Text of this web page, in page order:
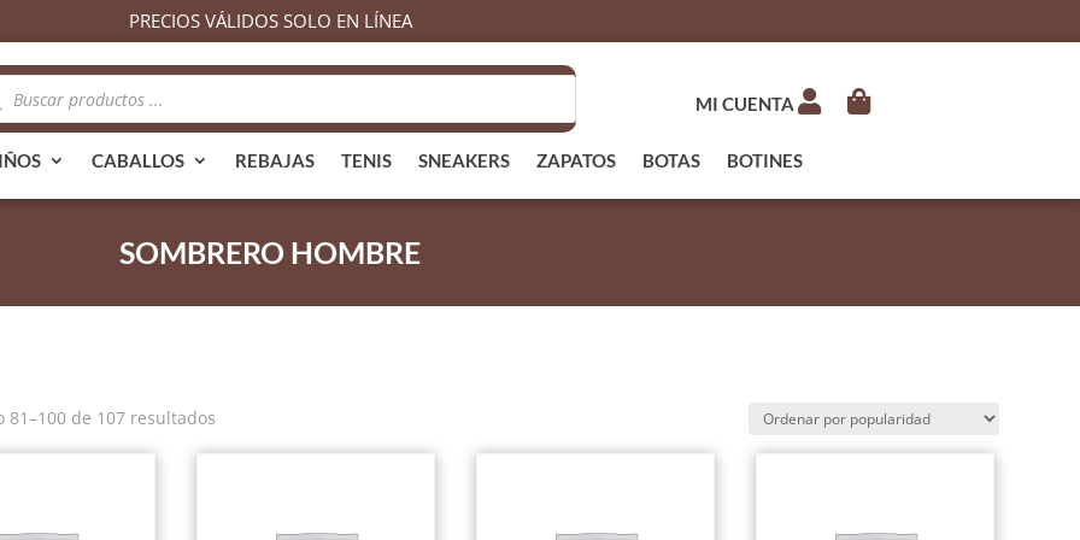
PRECIOS VÁLIDOS SOLO EN LÍNEA
MI CUENTA
CABALLOS REBAJAS TENIS SNEAKERS ZAPATOS BOTAS BOTINES
SOMBRERO HOMBRE
81–100 de 107 resultadosOrdenado
por